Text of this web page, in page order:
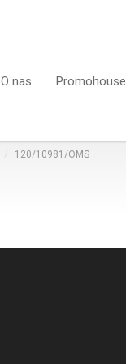
O nas Promohouse
120/10981/OMS